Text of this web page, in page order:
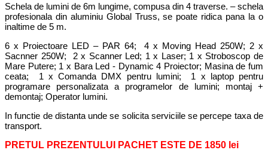
Schela de lumini de 6m lungime, compusa din 4 traverse. – schela
profesionala din aluminiu Global Truss, se poate ridica pana la o
inaltime de 5 m.
6 x Proiectoare LED – PAR 64; 4 x Moving Head 250W; 2 x
Sacnner 250W; 2 x Scanner Led; 1 x Laser; 1 x Stroboscop de
Mare Putere; 1 x Bara Led - Dynamic 4 Proiector; Masina de fum
ceata; 1 x Comanda DMX pentru lumini; 1 x laptop pentru
programare personalizata a programelor de lumini; montaj +
demontaj; Operator lumini.
In functie de distanta unde se solicita serviciile se percepe taxa de
transport.
PRETUL PREZENTULUI PACHET ESTE DE 1850 lei